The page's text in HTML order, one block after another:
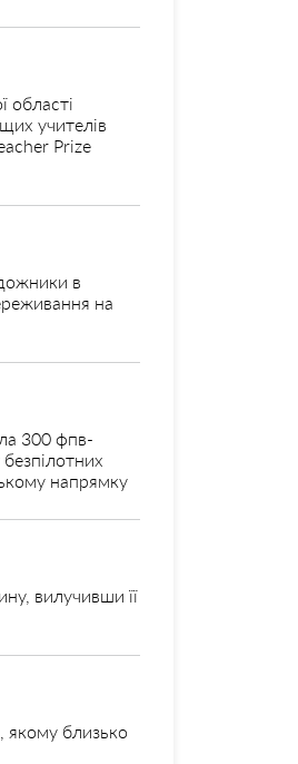
області
учителів
Prize
в
на
300 фпв-
напрямку
вилучивши її
якому близько